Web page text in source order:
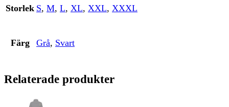
Storlek S, M, L, XL, XXL, XXXL
Färg Grå, Svart
Relaterade produkter